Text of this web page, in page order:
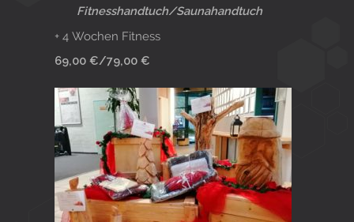
Fitnesshandtuch/Saunahandtuch
+ 4 Wochen Fitness
69,00 €/79,00 €